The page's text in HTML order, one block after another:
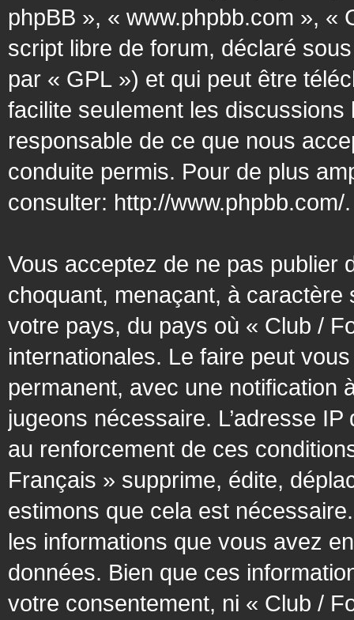
phpBB », « www.phpbb.com », «
script libre de forum, déclaré
par « GPL ») et qui peut être
facilite seulement les
responsable de ce que nous
conduite permis. Pour de plus
consulter: http://www.phpbb.com/.
Vous acceptez de ne pas publier
choquant, menaçant, à
votre pays, du pays où « Club /
internationales. Le faire peut
permanent, avec une notification
jugeons nécessaire. L’adresse
au renforcement de ces
Français » supprime, édite,
estimons que cela est
les informations que vous avez
données. Bien que ces
votre consentement, ni « Club /